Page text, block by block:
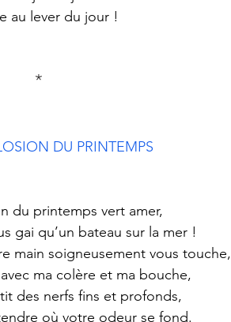
au lever du jour !
*
DU PRINTEMPS
du printemps vert amer,
gai qu’un bateau sur la mer !
main soigneusement vous touche,
ma colère et ma bouche,
des nerfs fins et profonds,
où votre odeur se fond.